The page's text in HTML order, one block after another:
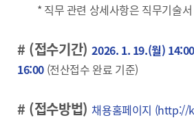
* 직무 관련 상세사항은 직무기술서
# (접수기간)2026. 1. 19.(월)
16:00 (전산접수 완료 기준)
# (접수방법) 채용홈페이지 (http://